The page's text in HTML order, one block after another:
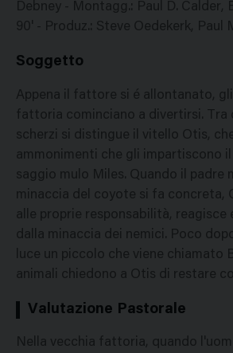
Debney - Montagg.: Paul D. Calder,
90' - Produz.: Steve Oedekerk, Paul
Soggetto
Appena il fattore si é allontanato,
fattoria cominciano a divertirsi. Tra
scherzi si distingue il vitello Otis,
ammonimenti che gli impartiscono il
saggio mulo Miles. Quando il padre
minaccia del coyote si fa concreta,
alle proprie responsabilità, reagisce
dalla minaccia dei nemici. Poco
luce un piccolo che viene chiamato
animali chiedono a Otis di restare
Valutazione Pastorale
Nella vecchia fattoria, quando